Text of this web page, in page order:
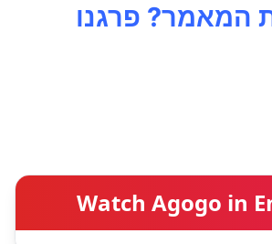
פרגנו
Watch Agogo in